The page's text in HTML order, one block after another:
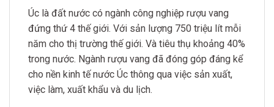
Úc là đất nước có ngành công nghiệp rượu vang
đứng thứ 4 thế giới. Với sản lượng 750 triệu lít mỗi
năm cho thị trường thế giới. Và tiêu thụ khoảng 40%
trong nước. Ngành rượu vang đã đóng góp đáng kể
cho nền kinh tế nước Úc thông qua việc sản xuất,
việc làm, xuất khẩu và du lịch.